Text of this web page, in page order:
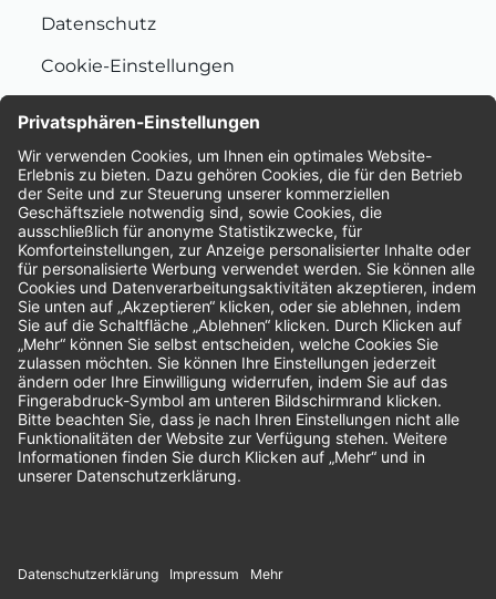
Datenschutz
Cookie-Einstellungen
Bewertungen
Unsere Zahlungsarten: